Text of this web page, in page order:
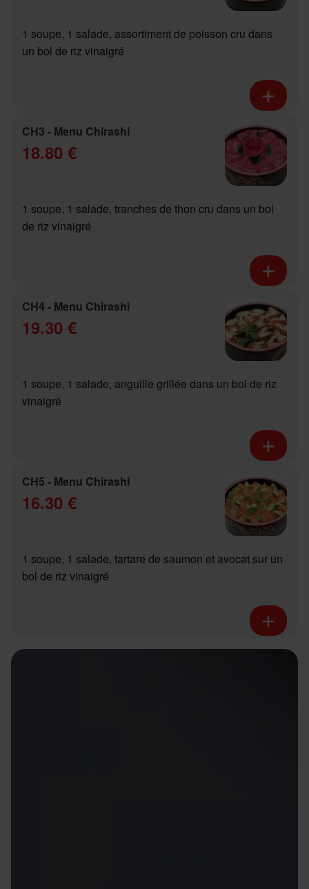
1 soupe, 1 salade, assortiment de poisson cru dans
un bol de riz vinaigré
CH3 - Menu Chirashi
18.80 €
1 soupe, 1 salade, tranches de thon cru dans un bol
de riz vinaigré
CH4 - Menu Chirashi
19.30 €
1 soupe, 1 salade, anguille grillée dans un bol de riz
vinaigré
CH5 - Menu Chirashi
16.30 €
1 soupe, 1 salade, tartare de saumon et avocat sur un
bol de riz vinaigré